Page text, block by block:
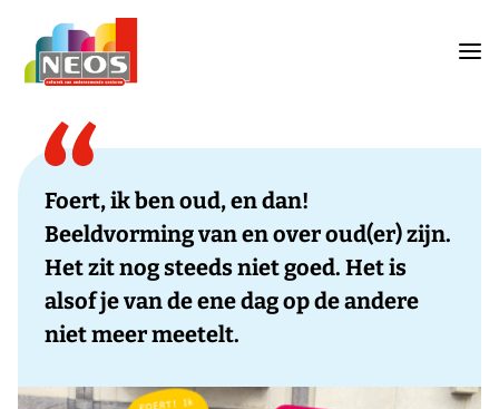
Foert, ik ben oud, en dan!
Beeldvorming van en over oud(er) zijn.
Het zit nog steeds niet goed. Het is
alsof je van de ene dag op de andere
niet meer meetelt.